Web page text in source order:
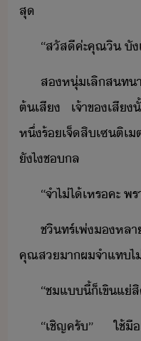
สุ
“​สัสี​ค่ะ​คุณ​ิ​ ​ั
ส​หุ่​เลิ​สท
ต้เสี​ ​เจ้าข​เสี
หึ่ร้​เจ็สิ​เซติเ
ัไ​ชล
“​จำ​ไ่ไ้​เหร​คะ​ ​พ
ชิทร์​เพ่​ห
คุณ​ส​า​ผ​จำ​แท​ไ
“​ช​แี้​็​เขิ​แ่​
“​เชิญ​ครั​”​ ​ใช้​ื​